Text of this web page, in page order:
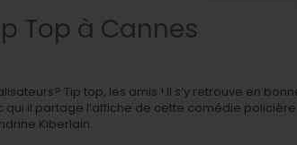
Top à Cannes
Tip top, les amis ! Il s’y retrouve en
il partage l’affiche de cette comédie policière
Kiberlain.